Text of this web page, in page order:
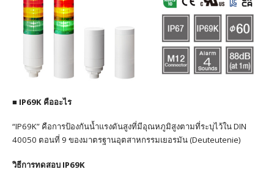
■ IP69K คืออะไร
“IP69K” คือการป้องกันน้ำแรงดันสูงที่มีอุณหภูมิสูงตามที่ระบุไว้ใน DIN
40050 ตอนที่ 9 ของมาตรฐานอุตสาหกรรมเยอรมัน (Deuteutenie)
วิธีการทดสอบ IP69K